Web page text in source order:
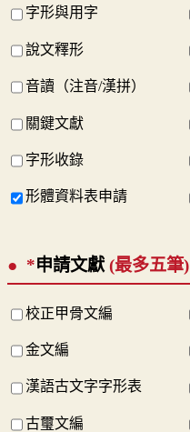
字形與用字
說文釋形
音讀（注音/漢拼）
關鍵文獻
字形收錄
形體資料表申請
*申請文獻 (最多五筆)
校正甲骨文編
金文編
漢語古文字字形表
古璽文編